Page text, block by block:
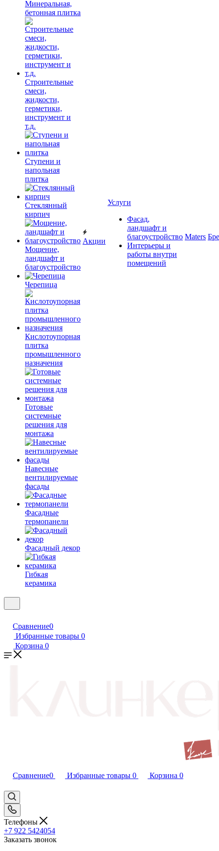
Минеральная,
бетонная плитка
Строительные
смеси,
жидкости,
герметики,
инструмент и
т.д.
Ступени и
напольная
плитка
Cтеклянный
кирпич
Мощение,
ландшафт и
благоустройство
Черепица
Кислотоупорная
плитка
промышленного
назначения
Готовые
системные
решения для
монтажа
Навесные
вентилируемые
фасады
Фасадные
термопанели
Фасадный декор
Гибкая
керамика
Акции
Услуги
Фасад,
ландшафт и
благоустройство
Интерьеры и
работы внутри
помещений
Maters
Сравнение0
Избранные товары 0
Корзина 0
Сравнение0 Избранные товары 0 Корзина 0
Телефоны
+7 922 5424054
Заказать звонок